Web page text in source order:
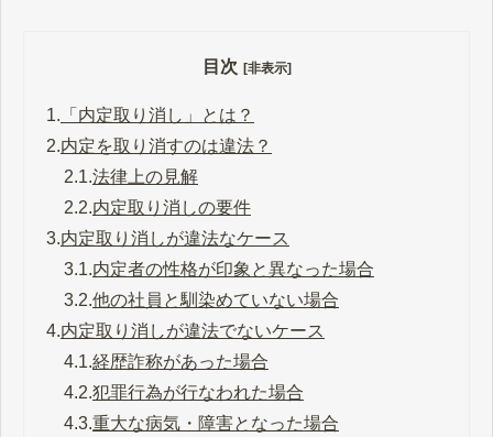
目次 [非表示]
1. 「内定取り消し」とは？
2.内定を取り消すのは違法？
2.1.法律上の見解
2.2.内定取り消しの要件
3.内定取り消しが違法なケース
3.1.内定者の性格が印象と異なった場合
3.2.他の社員と馴染めていない場合
4.内定取り消しが違法でないケース
4.1.経歴詐称があった場合
4.2.犯罪行為が行なわれた場合
4.3.重大な病気・障害となった場合